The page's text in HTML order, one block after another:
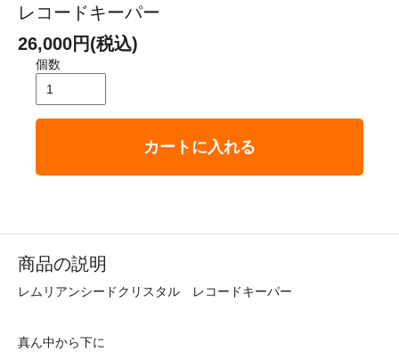
レコードキーパー
26,000円(税込)
個数
カートに入れる
商品の説明
レムリアンシードクリスタル レコードキーパー
真ん中から下に